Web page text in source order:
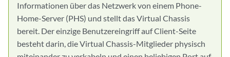
Informationen über das Netzwerk von einem Phone-
Home-Server (PHS) und stellt das Virtual Chassis
bereit. Der einzige Benutzereingriff auf Client-Seite
besteht darin, die Virtual Chassis-Mitglieder physisch